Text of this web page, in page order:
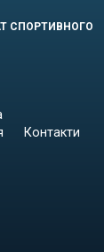
СПОРТИВНОГО
Контакти